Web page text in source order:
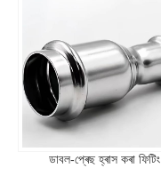
ডাবল-প্ৰেছ হ্ৰাস কৰা ফিটিং